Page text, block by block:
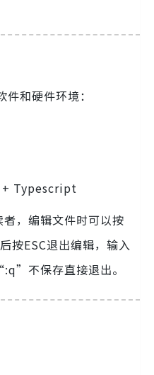
和硬件环境：
+ Typescript
，编辑文件时可以按
按ESC退出编辑，输入
不保存直接退出。